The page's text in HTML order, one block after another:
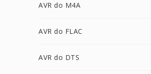
AVR do M4A
AVR do FLAC
AVR do DTS